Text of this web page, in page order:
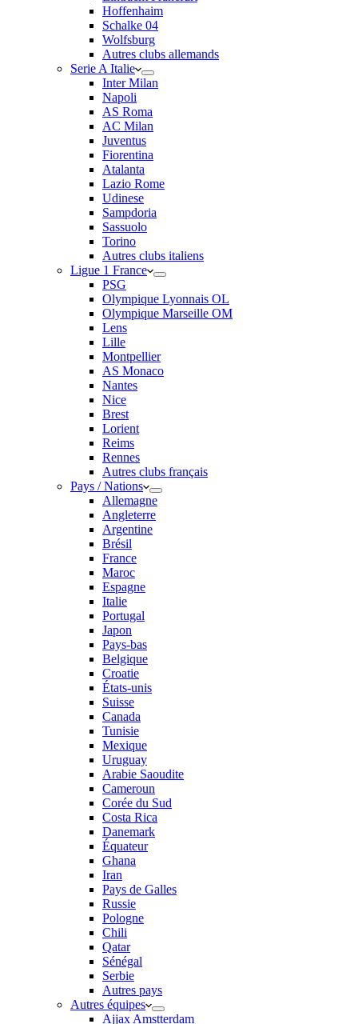
Hoffenhaim
Schalke 04
Wolfsburg
Autres clubs allemands
Serie A Italie
Inter Milan
Napoli
AS Roma
AC Milan
Juventus
Fiorentina
Atalanta
Lazio Rome
Udinese
Sampdoria
Sassuolo
Torino
Autres clubs italiens
Ligue 1 France
PSG
Olympique Lyonnais OL
Olympique Marseille OM
Lens
Lille
Montpellier
AS Monaco
Nantes
Nice
Brest
Lorient
Reims
Rennes
Autres clubs français
Pays / Nations
Allemagne
Angleterre
Argentine
Brésil
France
Maroc
Espagne
Italie
Portugal
Japon
Pays-bas
Belgique
Croatie
États-unis
Suisse
Canada
Tunisie
Mexique
Uruguay
Arabie Saoudite
Cameroun
Corée du Sud
Costa Rica
Danemark
Équateur
Ghana
Iran
Pays de Galles
Russie
Pologne
Chili
Qatar
Sénégal
Serbie
Autres pays
Autres équipes
Ajjax Amstterdam